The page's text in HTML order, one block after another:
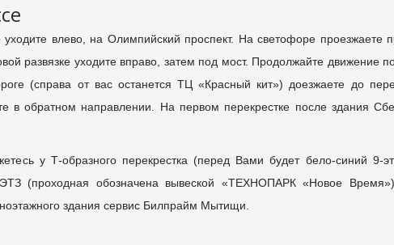
влево, на Олимпийский проспект. На светофоре проезжаете
развязке уходите вправо, затем под мост. Продолжайте движение
(справа от вас останется ТЦ «Красный кит») доезжаете до
в обратном направлении. На первом перекрестке после здания
у Т-образного перекрестка (перед Вами будет бело-синий 9-
(проходная обозначена вывеской «ТЕХНОПАРК «Новое
здания сервис Билпрайм Мытищи.